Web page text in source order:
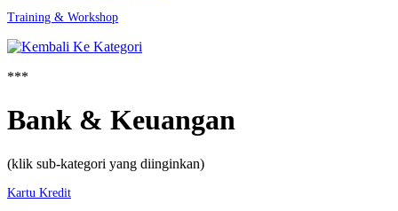
Training & Workshop
***
Bank & Keuangan
(klik sub-kategori yang diinginkan)
Kartu Kredit